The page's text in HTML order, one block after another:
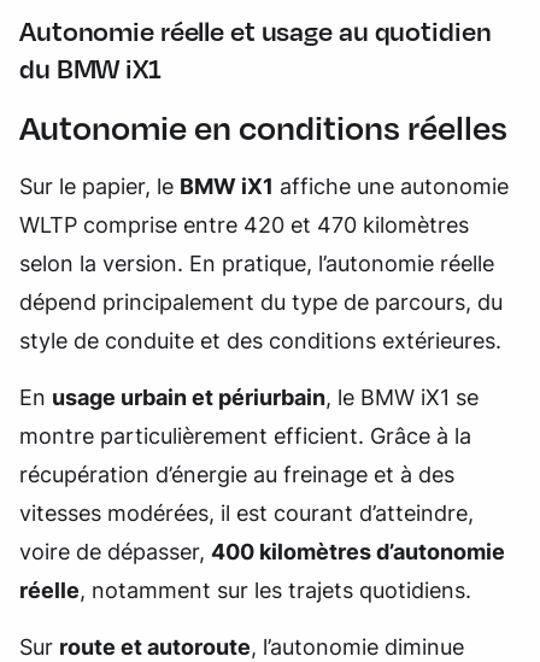
Autonomie réelle et usage au quotidien
du BMW iX1
Autonomie en conditions réelles
Sur le papier, le BMW iX1 affiche une autonomie
WLTP comprise entre 420 et 470 kilomètres
selon la version. En pratique, l’autonomie réelle
dépend principalement du type de parcours, du
style de conduite et des conditions extérieures.
En usage urbain et périurbain, le BMW iX1 se
montre particulièrement efficient. Grâce à la
récupération d’énergie au freinage et à des
vitesses modérées, il est courant d’atteindre,
voire de dépasser, 400 kilomètres d’autonomie
réelle, notamment sur les trajets quotidiens.
Sur route et autoroute, l’autonomie diminue